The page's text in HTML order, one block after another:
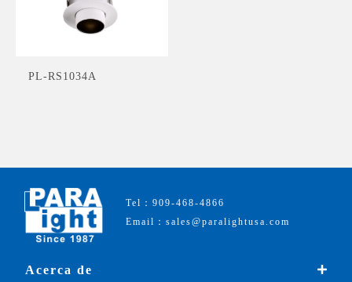
PL-RS1034A
Tel：909-468-4866
Email：sales@paralightusa.com
Acerca de